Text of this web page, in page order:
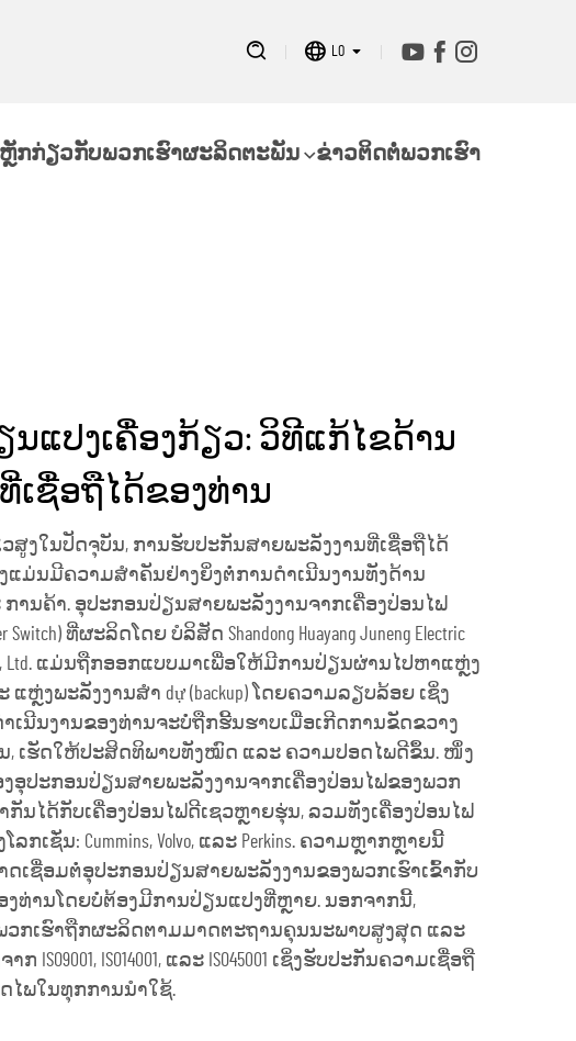
LO
ກກ່ຽວກັບພວກເຮົາຜະລິດຕະພັນ ຂ່າວຕິດຕໍ່ພວກເຮົາ
ແປງເຄື່ອງກ້ຽວ: ວິທີແກ້ໄຂດ້ານ
ເຊື່ອຖືໄດ້ຂອງທ່ານ
ສູງໃນປັດຈຸບັນ, ການຮັບປະກັນສາຍພະລັງງານທີ່ເຊື່ອຖືໄດ້
ແມ່ນມີຄວາມສຳຄັນຢ່າງຍິ່ງຕໍ່ການດຳເນີນງານທັງດ້ານ
ານຄ້າ. ອຸປະກອນປ່ຽນສາຍພະລັງງານຈາກເຄື່ອງປ່ອນໄຟ
Switch) ທີ່ຜະລິດໂດຍ ບໍລິສັດ Shandong Huayang Juneng Electric
Co., Ltd. ແມ່ນຖືກອອກແບບມາເພື່ອໃຫ້ມີການປ່ຽນຜ່ານໄປຫາແຫຼ່ງ
ຫຼ່ງພະລັງງານສຳ dự (backup) ໂດຍຄວາມລຽບລ້ອຍ ເຊິ່ງ
ເນີນງານຂອງທ່ານຈະບໍ່ຖືກຮີ້ນຮາບເມື່ອເກີດການຂັດຂວາງ
, ເຮັດໃຫ້ປະສິດທິພາບທັງໝົດ ແລະ ຄວາມປອດໄພດີຂຶ້ນ. ໜຶ່ງ
ອຸປະກອນປ່ຽນສາຍພະລັງງານຈາກເຄື່ອງປ່ອນໄຟຂອງພວກ
ກັນໄດ້ກັບເຄື່ອງປ່ອນໄຟດີເຊວຫຼາຍຮຸ່ນ, ລວມທັງເຄື່ອງປ່ອນໄຟ
ກເຊັ່ນ: Cummins, Volvo, ແລະ Perkins. ຄວາມຫຼາກຫຼາຍນີ້
ເຊື່ອມຕໍ່ອຸປະກອນປ່ຽນສາຍພະລັງງານຂອງພວກເຮົາເຂົ້າກັບ
ທ່ານໂດຍບໍ່ຕ້ອງມີການປ່ຽນແປງທີ່ຫຼາຍ. ນອກຈາກນີ້,
ກເຮົາຖືກຜະລິດຕາມມາດຕະຖານຄຸນນະພາບສູງສຸດ ແລະ
ISO9001, ISO14001, ແລະ ISO45001 ເຊິ່ງຮັບປະກັນຄວາມເຊື່ອຖື
ໄພໃນທຸກການນຳໃຊ້.